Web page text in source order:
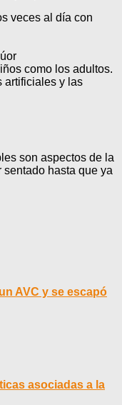
veces al día con
como los adultos.
artificiales y las
son aspectos de la
hasta que ya
AVC y se escapó
asociadas a la